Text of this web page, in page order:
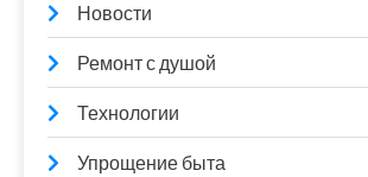
Новости
Ремонт с душой
Технологии
Упрощение быта